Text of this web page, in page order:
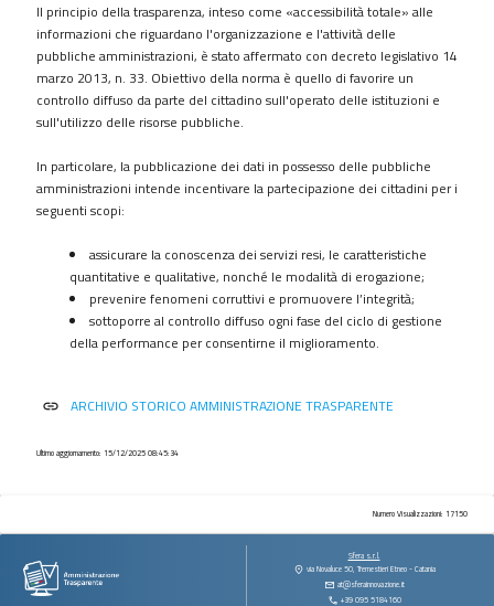
Enti
controllati
Attività
e
procedimenti
Controlli
sulle
contratti
contributi
vantaggi
immobili
e
Il principio della trasparenza, inteso come «accessibilità totale» alle
informazioni che riguardano l'organizzazione e l'attività delle
pubbliche amministrazioni, è stato affermato con decreto legislativo 14
marzo 2013, n. 33. Obiettivo della norma è quello di favorire un
controllo diffuso da parte del cittadino sull'operato delle istituzioni e
sull'utilizzo delle risorse pubbliche.
In particolare, la pubblicazione dei dati in possesso delle pubbliche
amministrazioni intende incentivare la partecipazione dei cittadini per i
seguenti scopi:
assicurare la conoscenza dei servizi resi, le caratteristiche
quantitative e qualitative, nonché le modalità di erogazione;
prevenire fenomeni corruttivi e promuovere l’integrità;
sottoporre al controllo diffuso ogni fase del ciclo di gestione
della performance per consentirne il miglioramento.
link ARCHIVIO STORICO AMMINISTRAZIONE TRASPARENTE
Ultimo aggiornamento: 15/12/2025 08:45:34
Numero Visualizzazioni: 17150
Sfera s.r.l.
via Novaluce 50, Tremestieri Etneo - Catania
at@sferainnovazione.it
+39 095 5184160